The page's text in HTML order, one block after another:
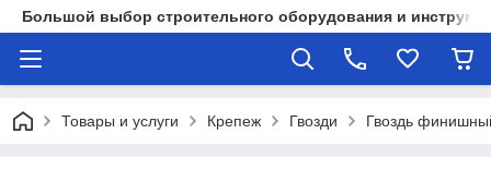
Большой выбор строительного оборудования и
Товары и услуги Крепеж Гвозди Гвоздь